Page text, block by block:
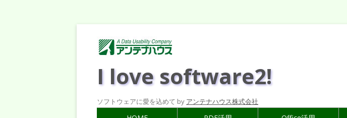
I love software2!
ソフトウェアに愛を込めて by アンテナハウス株式会社